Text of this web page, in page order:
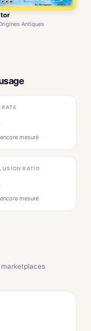
Antiques
RATE
mesuré
RATIO
mesuré